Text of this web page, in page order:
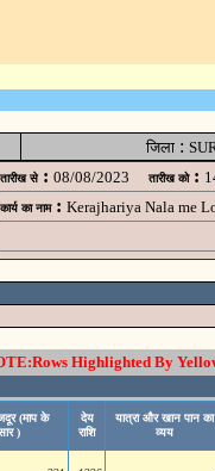
जिला :
तारीख से : 08/08/2023 तारीख को :
कार्य का नाम : Kerajhariya Nala me
Highlighted By
(माप के
)
देय
राशि
यात्रा और खान पान का
व्यय